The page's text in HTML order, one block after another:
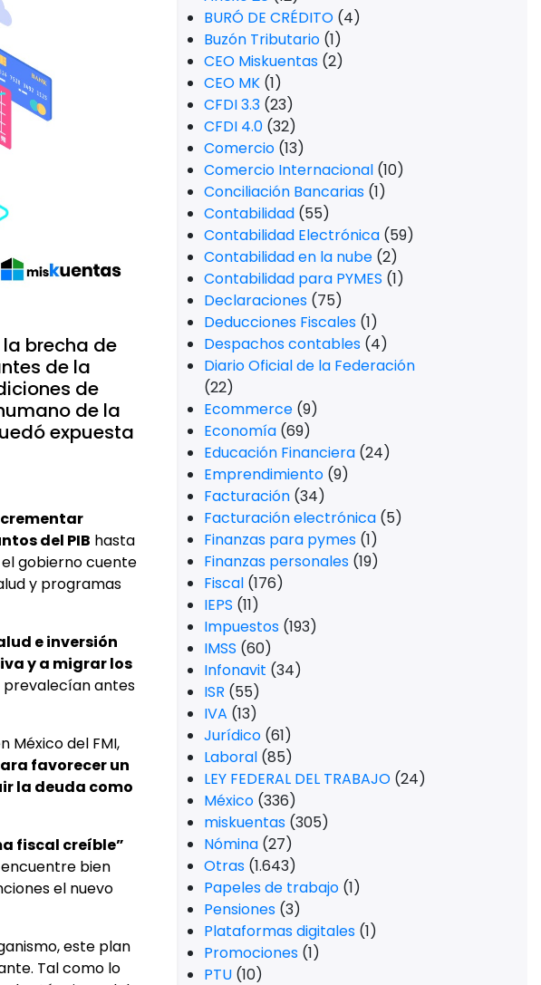
brecha de
de la
de
de la
expuesta
del PIB hasta
gobierno cuente
y programas
e inversión
y a migrar los
prevalecían antes
México del FMI,
favorecer un
la deuda como
fiscal creíble”
bien
el nuevo
este plan
Tal como lo
BURÓ DE CRÉDITO (4)
Buzón Tributario (1)
CEO Miskuentas (2)
CEO MK (1)
CFDI 3.3 (23)
CFDI 4.0 (32)
Comercio (13)
Comercio Internacional (10)
Conciliación Bancarias (1)
Contabilidad (55)
Contabilidad Electrónica (59)
Contabilidad en la nube (2)
Contabilidad para PYMES (1)
Declaraciones (75)
Deducciones Fiscales (1)
Despachos contables (4)
Diario Oficial de la Federación
(22)
Ecommerce (9)
Economía (69)
Educación Financiera (24)
Emprendimiento (9)
Facturación (34)
Facturación electrónica (5)
Finanzas para pymes (1)
Finanzas personales (19)
Fiscal (176)
IEPS (11)
Impuestos (193)
IMSS (60)
Infonavit (34)
ISR (55)
IVA (13)
Jurídico (61)
Laboral (85)
LEY FEDERAL DEL TRABAJO (24)
México (336)
miskuentas (305)
Nómina (27)
Otras (1.643)
Papeles de trabajo (1)
Pensiones (3)
Plataformas digitales (1)
Promociones (1)
PTU (10)